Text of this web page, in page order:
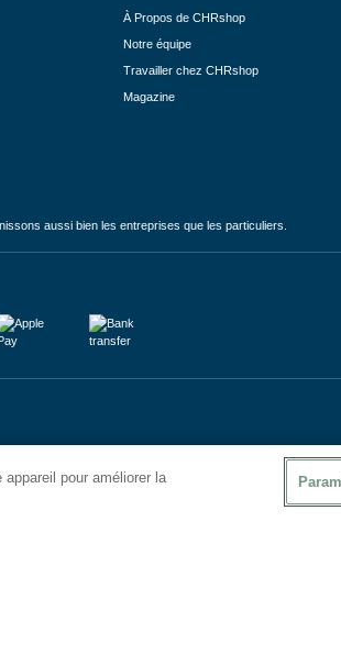
À Propos de CHRshop
Notre équipe
Travailler chez CHRshop
Magazine
aussi bien les entreprises que les particuliers.
pour améliorer la